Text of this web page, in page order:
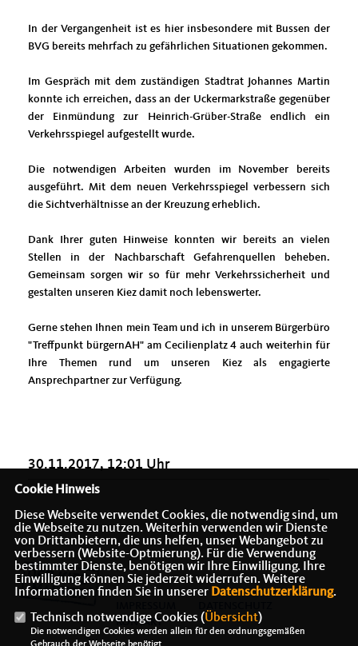
In der Vergangenheit ist es hier insbesondere mit Bussen der
BVG bereits mehrfach zu gefährlichen Situationen gekommen.
Im Gespräch mit dem zuständigen Stadtrat Johannes Martin
konnte ich erreichen, dass an der Uckermarkstraße gegenüber
der Einmündung zur Heinrich-Grüber-Straße endlich ein
Verkehrsspiegel aufgestellt wurde.
Die notwendigen Arbeiten wurden im November bereits
ausgeführt. Mit dem neuen Verkehrsspiegel verbessern sich
die Sichtverhältnisse an der Kreuzung erheblich.
Dank Ihrer guten Hinweise konnten wir bereits an vielen
Stellen in der Nachbarschaft Gefahrenquellen beheben.
Gemeinsam sorgen wir so für mehr Verkehrssicherheit und
gestalten unseren Kiez damit noch lebenswerter.
Gerne stehen Ihnen mein Team und ich in unserem Bürgerbüro
"Treffpunkt bürgernAH" am Cecilienplatz 4 auch weiterhin für
Ihre Themen rund um unseren Kiez als engagierte
Ansprechpartner zur Verfügung.
30.11.2017, 12:01 Uhr
KONTAKT
Cookie Hinweis
Diese Webseite verwendet Cookies, die notwendig sind, um
die Webseite zu nutzen. Weiterhin verwenden wir Dienste
von Drittanbietern, die uns helfen, unser Webangebot zu
verbessern (Website-Optmierung). Für die Verwendung
bestimmter Dienste, benötigen wir Ihre Einwilligung. Ihre
Einwilligung können Sie jederzeit widerrufen. Weitere
Informationen finden Sie in unserer Datenschutzerklärung.
Technisch notwendige Cookies (Übersicht)
Die notwendigen Cookies werden allein für den ordnungsgemäßen